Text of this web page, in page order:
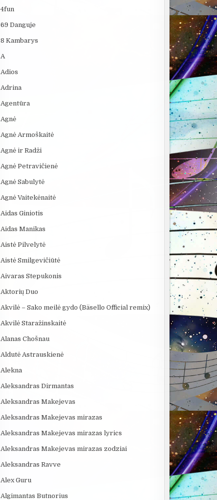
4fun
69 Danguje
8 Kambarys
A
Adios
Adrina
Agentūra
Agnė
Agnė Armoškaitė
Agnė ir Radži
Agnė Petravičienė
Agnė Sabulytė
Agnė Vaitekėnaitė
Aidas Giniotis
Aidas Manikas
Aistė Pilvelytė
Aistė Smilgevičiūtė
Aivaras Stepukonis
Aktorių Duo
Akvilė – Sako meilė gydo (Bäsello Official remix)
Akvilė Staražinskaitė
Alanas Chošnau
Aldutė Astrauskienė
Alekna
Aleksandras Dirmantas
Aleksandras Makejevas
Aleksandras Makejevas mirazas
Aleksandras Makejevas mirazas lyrics
Aleksandras Makejevas mirazas zodziai
Aleksandras Ravve
Alex Guru
Algimantas Butnorius